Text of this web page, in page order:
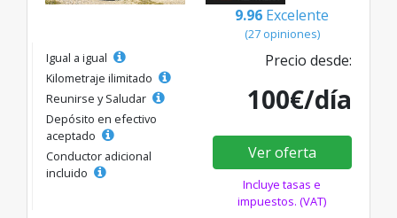
9.96 Excelente
(27 opiniones)
Igual a igual
Kilometraje ilimitado
Reunirse y Saludar
Depósito en efectivo
aceptado
Conductor adicional
incluido
Precio desde:
100€/día
Ver oferta
Incluye tasas e
impuestos. (VAT)